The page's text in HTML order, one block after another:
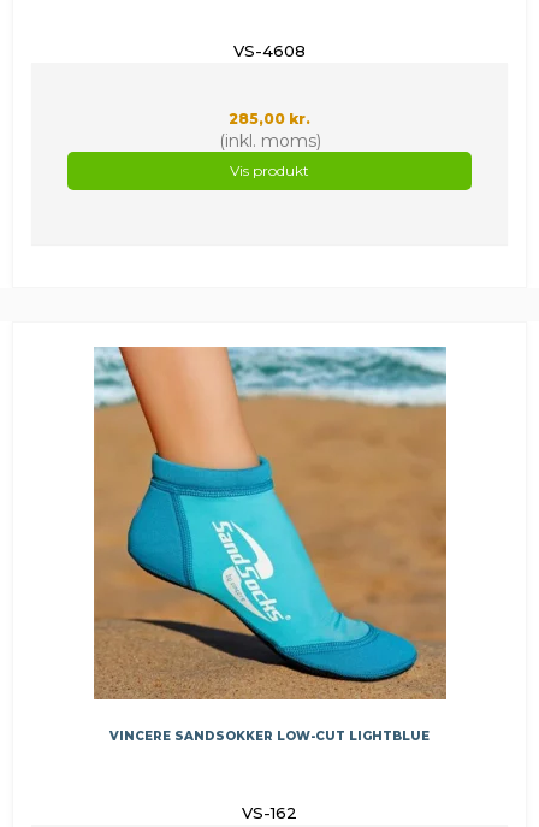
VS-4608
285,00 kr.
(inkl. moms)
Vis produkt
VINCERE SANDSOKKER LOW-CUT LIGHTBLUE
VS-162